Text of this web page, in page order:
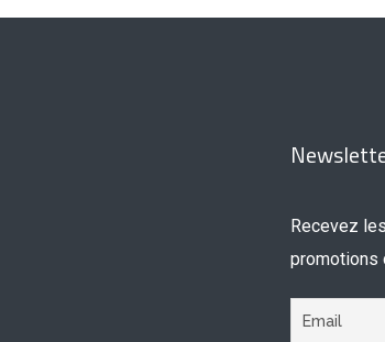
Recevez
promotions